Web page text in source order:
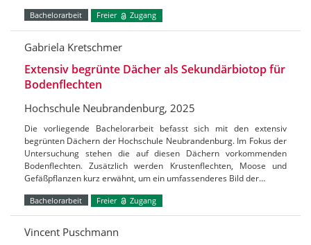
Bachelorarbeit Freier Zugang
Gabriela Kretschmer
Extensiv begrünte Dächer als Sekundärbiotop für
Bodenflechten
Hochschule Neubrandenburg, 2025
Die vorliegende Bachelorarbeit befasst sich mit den extensiv
begrünten Dächern der Hochschule Neubrandenburg. Im Fokus der
Untersuchung stehen die auf diesen Dächern vorkommenden
Bodenflechten. Zusätzlich werden Krustenflechten, Moose und
Gefäßpflanzen kurz erwähnt, um ein umfassenderes Bild der…
Bachelorarbeit Freier Zugang
Vincent Puschmann